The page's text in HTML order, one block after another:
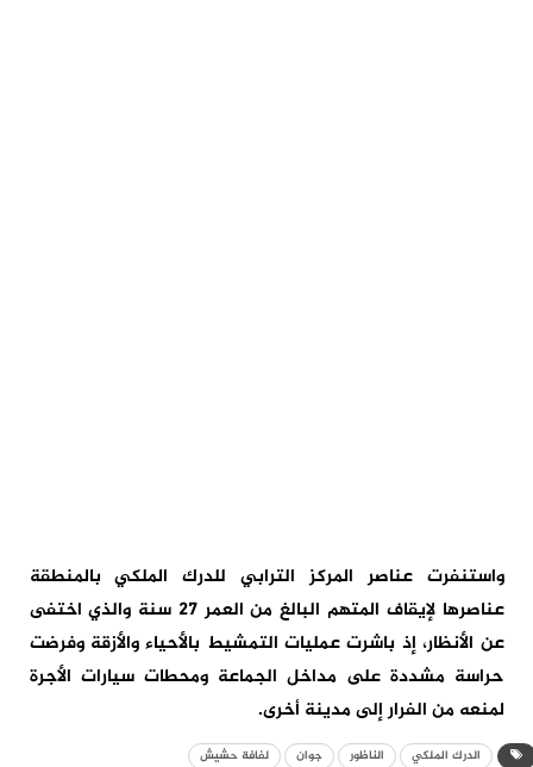
واستنفرت عناصر المركز الترابي للدرك الملكي بالمنطقة
عناصرها لإيقاف المتهم البالغ من العمر 27 سنة والذي اختفى
عن الأنظار، إذ باشرت عمليات التمشيط بالأحياء والأزقة وفرضت
حراسة مشددة على مداخل الجماعة ومحطات سيارات الأجرة
لمنعه من الفرار إلى مدينة أخرى.
الدرك الملكي الناظور جوان لفافة حشيش